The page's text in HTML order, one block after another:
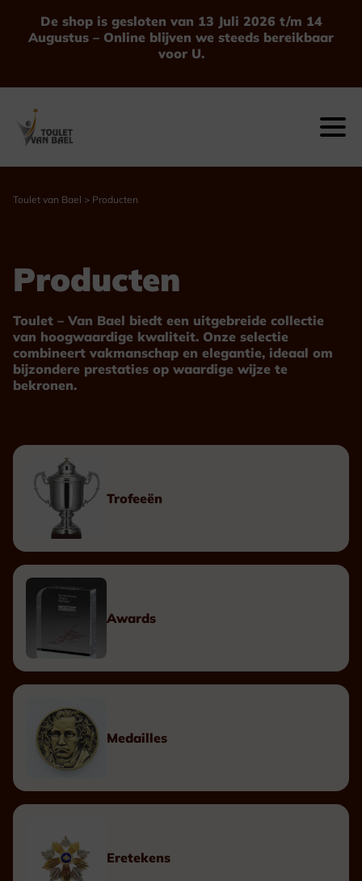
De shop is gesloten van 13 Juli 2026 t/m 14
Augustus – Online blijven we steeds bereikbaar
voor U.
Toulet van Bael > Producten
Producten
Toulet – Van Bael biedt een uitgebreide collectie
van hoogwaardige kwaliteit. Onze selectie
combineert vakmanschap en elegantie, ideaal om
bijzondere prestaties op waardige wijze te
bekronen.
Trofeeën
Awards
Medailles
Eretekens